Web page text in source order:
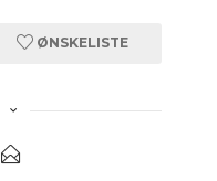
ØNSKELISTE